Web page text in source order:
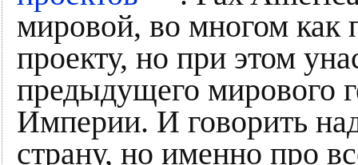
мировой, во многом как
проекту, но при этом
предыдущего мирового
Империи. И говорить
страну, но именно про